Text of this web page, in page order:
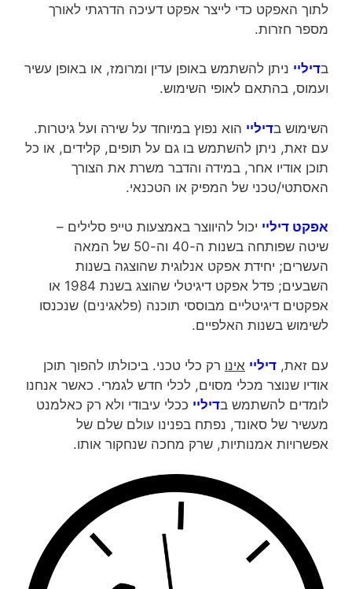
לתוך האפקט כדי לייצר אפקט דעיכה הדרגתי לאורך
מספר חזרות.
בדיליי ניתן להשתמש באופן עדין ומרומז, או באופן עשיר
ועמוס, בהתאם לאופי השימוש.
השימוש בדיליי הוא נפוץ במיוחד על שירה ועל גיטרות.
עם זאת, ניתן להשתמש בו גם על תופים, קלידים, או כל
תוכן אודיו אחר, במידה והדבר משרת את הצורך
האסתטי/טכני של המפיק או הטכנאי.
אפקט דיליי יכול להיווצר באמצעות טייפ סלילים –
שיטה שפותחה בשנות ה-40 וה-50 של המאה
העשרים; יחידת אפקט אנלוגית שהוצגה בשנות
השבעים; פדל אפקט דיגיטלי שהוצג בשנת 1984 או
אפקטים דיגיטליים מבוססי תוכנה (פלאגינים) שנכנסו
לשימוש בשנות האלפיים.
עם זאת, דיליי אינו רק כלי טכני. ביכולתו להפוך תוכן
אודיו שנוצר מכלי מסוים, לכלי חדש לגמרי. כאשר אנחנו
לומדים להשתמש בדיליי ככלי עיבודי ולא רק כאלמנט
מעשיר של סאונד, נפתח בפנינו עולם שלם של
אפשרויות אמנותיות, שרק מחכה שנחקור אותו.